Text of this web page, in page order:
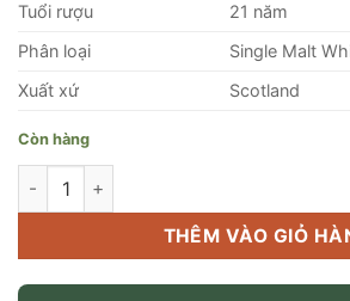
Tuổi rượu
21 năm
Phân loại
Single Malt
Xuất xứ
Scotland
Còn hàng
Rượu Glenfiddich 21 Năm Hộp Quà Tết
THÊM VÀO GIỎ